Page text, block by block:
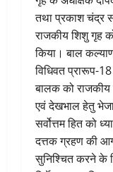
तथा प्रकाश चंद्र
राजकीय शिशु गृह
किया। बाल कल्याण
विधिवत प्रारूप-
बालक को राजकीय
एवं देखभाल हेतु
सर्वोत्तम हित को
दत्तक ग्रहण की
सुनिश्चित करने के